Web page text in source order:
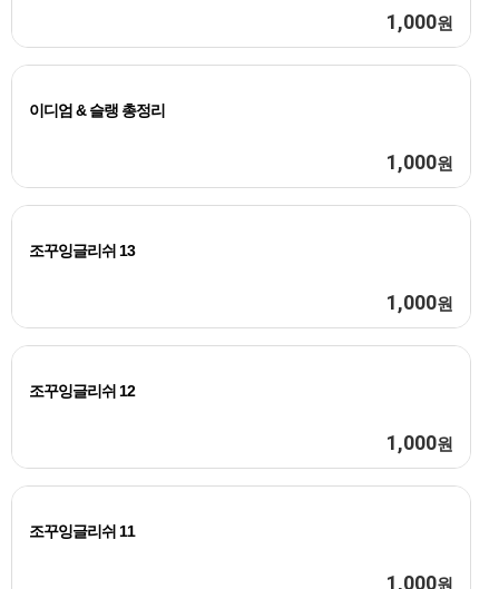
1,000원
이디엄 & 슬랭 총정리
1,000원
조꾸잉글리쉬 13
1,000원
조꾸잉글리쉬 12
1,000원
조꾸잉글리쉬 11
1,000원